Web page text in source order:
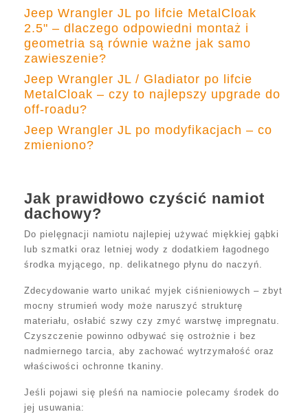
Jeep Wrangler JL po lifcie MetalCloak
2.5" – dlaczego odpowiedni montaż i
geometria są równie ważne jak samo
zawieszenie?
Jeep Wrangler JL / Gladiator po lifcie
MetalCloak – czy to najlepszy upgrade do
off-roadu?
Jeep Wrangler JL po modyfikacjach – co
zmieniono?
Jak prawidłowo czyścić namiot
dachowy?
Do pielęgnacji namiotu najlepiej używać miękkiej gąbki
lub szmatki oraz letniej wody z dodatkiem łagodnego
środka myjącego, np. delikatnego płynu do naczyń.
Zdecydowanie warto unikać myjek ciśnieniowych – zbyt
mocny strumień wody może naruszyć strukturę
materiału, osłabić szwy czy zmyć warstwę impregnatu.
Czyszczenie powinno odbywać się ostrożnie i bez
nadmiernego tarcia, aby zachować wytrzymałość oraz
właściwości ochronne tkaniny.
Jeśli pojawi się pleśń na namiocie polecamy środek do
jej usuwania: